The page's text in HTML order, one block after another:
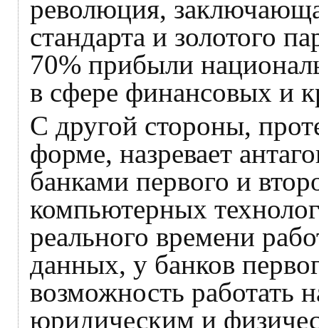
революция,
стандарта и золотого
70% прибыли
в сфере финансовых и
С другой стороны,
форме, назревает
банками первого и
компьютерных
реального времени
данных, у банков
возможность
юридическим и